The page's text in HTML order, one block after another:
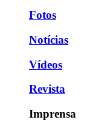
Fotos
Notícias
Vídeos
Revista
Imprensa